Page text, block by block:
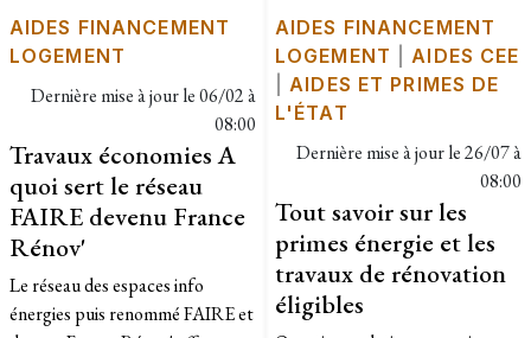
AIDES FINANCEMENT
LOGEMENT
Dernière mise à jour le06/02 à
08:00
Travaux économies A
quoi sert le réseau
FAIRE devenu France
Rénov'
Le réseau des espaces info
énergies puis renommé FAIRE et
AIDES FINANCEMENT
LOGEMENT |AIDES CEE
|AIDES ET PRIMES DE
L'ÉTAT
Dernière mise à jour le26/07 à
08:00
Tout savoir sur les
primes énergie et les
travaux de rénovation
éligibles